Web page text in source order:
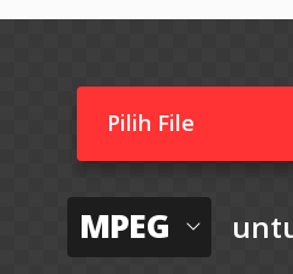
Pilih File
MPEG